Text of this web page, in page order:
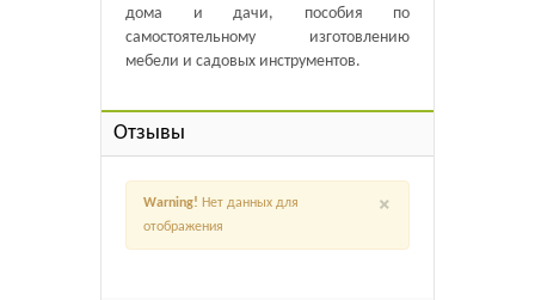
дома и дачи, пособия по
самостоятельному изготовлению
мебели и садовых инструментов.
Отзывы
×
Warning! Нет данных для
отображения